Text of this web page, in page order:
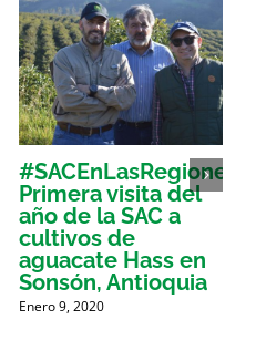
#SACEnLasRegiones:
Primera visita del
año de la SAC a
cultivos de
aguacate Hass en
Sonsón, Antioquia
Enero 9, 2020